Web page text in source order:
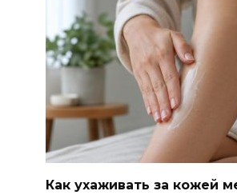
Как ухаживать за кожей